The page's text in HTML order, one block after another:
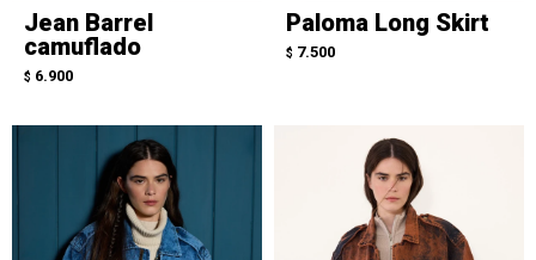
Jean Barrel
camuflado
$ 6.900
Paloma Long Skirt
$ 7.500